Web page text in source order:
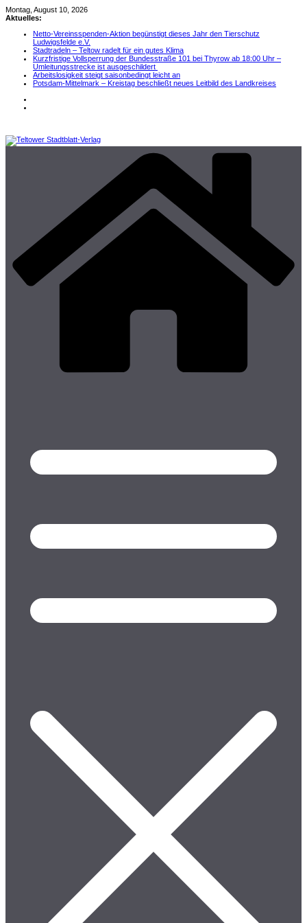
Zum
Inhalt
Montag, August 10, 2026
Aktuelles:
Netto-Vereinsspenden-Aktion begünstigt dieses Jahr den Tierschutz
Ludwigsfelde e.V.
Stadtradeln – Teltow radelt für ein gutes Klima
Kurzfristige Vollsperrung der Bundesstraße 101 bei Thyrow ab 18:00 Uhr –
Umleitungsstrecke ist ausgeschildert
Arbeitslosigkeit steigt saisonbedingt leicht an
Potsdam-Mittelmark – Kreistag beschließt neues Leitbild des Landkreises